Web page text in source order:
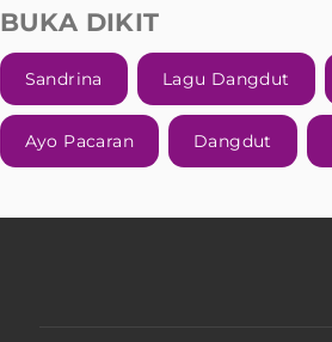
BUKA DIKIT
Sandrina Lagu Dangdut
Ayo Pacaran Dangdut